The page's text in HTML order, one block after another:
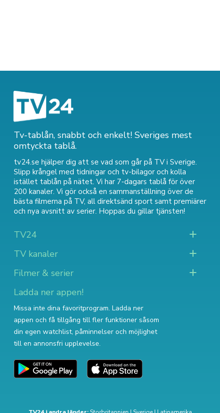
Tv-tablån, snabbt och enkelt! Sveriges mest
omtyckta tablå.
tv24.se hjälper dig att se vad som går på TV i Sverige.
Slipp krångel med tidningar och tv-bilagor och kolla
istället tablån på nätet. Vi har 7-dagars tablå för över
200 kanaler. Vi gör också en sammanställning över de
bästa filmerna på TV, all direktsänd sport samt premiärer
och nya avsnitt av serier. Hoppas du gillar tjänsten!
TV24
TV kanaler
Filmer & serier
Ladda ner appen!
Missa inte dina favoritprogram. Ladda ner
appen och få tillgång till fler funktioner såsom
din egen watchlist, påminnelser och möjlighet
till en annonsfri upplevelse.